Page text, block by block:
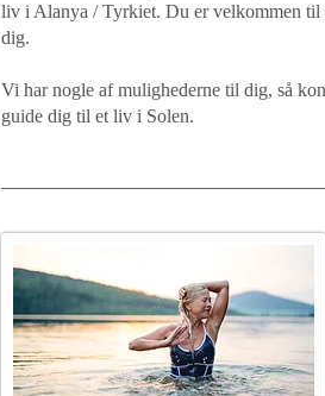
liv i Alanya / Tyrkiet. Du er velkommen til
dig.
Vi har nogle af mulighederne til dig, så
guide dig til et liv i Solen.